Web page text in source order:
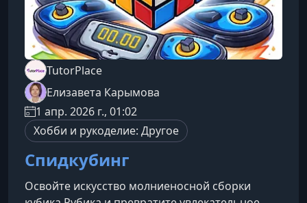
TutorPlace
Елизавета Карымова
1 апр. 2026 г., 01:02
Хобби и рукоделие: Другое
Спидкубинг
Освойте искусство молниеносной сборки